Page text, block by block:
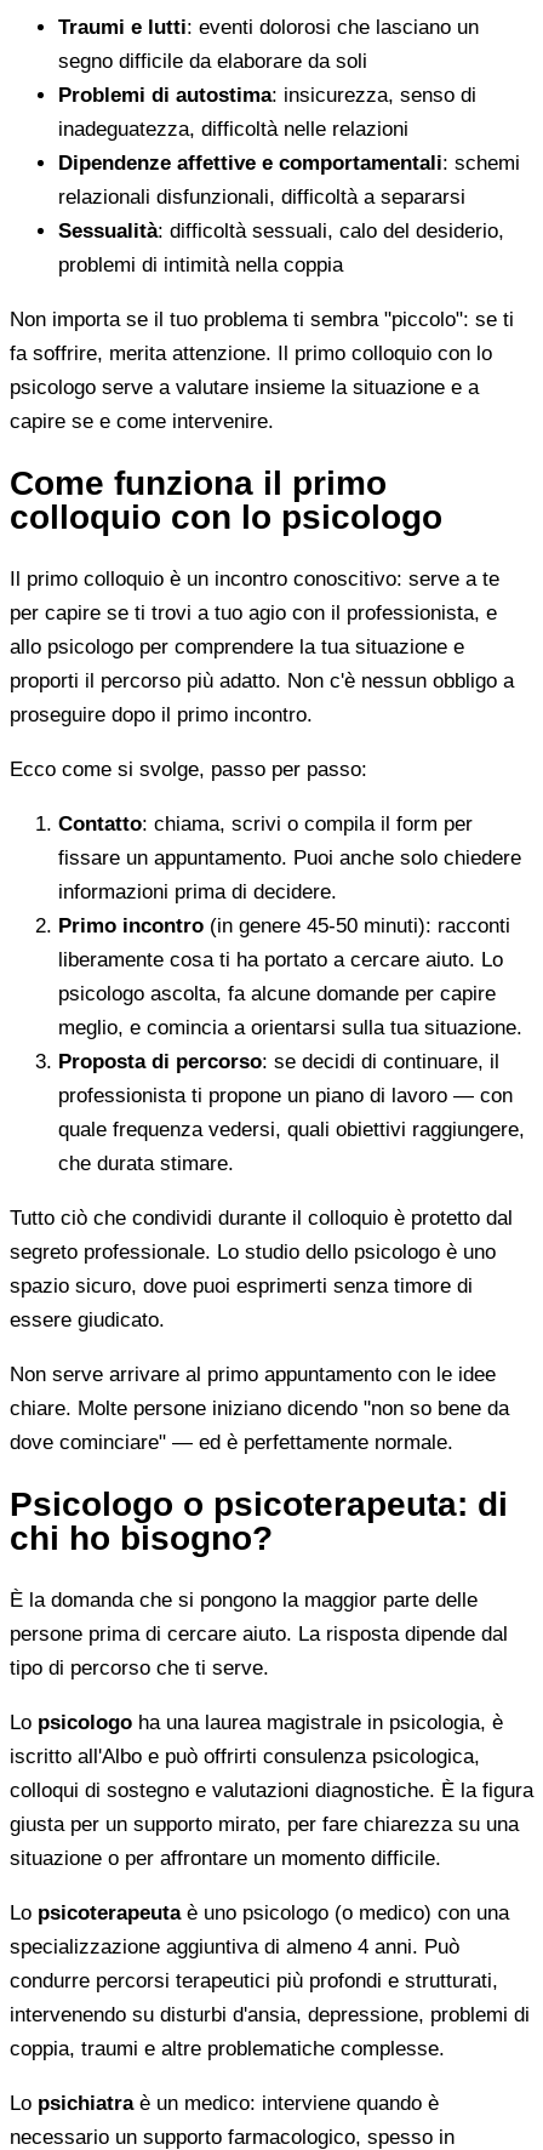
Traumi e lutti: eventi dolorosi che lasciano un
segno difficile da elaborare da soli
Problemi di autostima: insicurezza, senso di
inadeguatezza, difficoltà nelle relazioni
Dipendenze affettive e comportamentali: schemi
relazionali disfunzionali, difficoltà a separarsi
Sessualità: difficoltà sessuali, calo del desiderio,
problemi di intimità nella coppia
Non importa se il tuo problema ti sembra "piccolo": se ti
fa soffrire, merita attenzione. Il primo colloquio con lo
psicologo serve a valutare insieme la situazione e a
capire se e come intervenire.
Come funziona il primo
colloquio con lo psicologo
Il primo colloquio è un incontro conoscitivo: serve a te
per capire se ti trovi a tuo agio con il professionista, e
allo psicologo per comprendere la tua situazione e
proporti il percorso più adatto. Non c'è nessun obbligo a
proseguire dopo il primo incontro.
Ecco come si svolge, passo per passo:
Contatto: chiama, scrivi o compila il form per
fissare un appuntamento. Puoi anche solo chiedere
informazioni prima di decidere.
Primo incontro (in genere 45-50 minuti): racconti
liberamente cosa ti ha portato a cercare aiuto. Lo
psicologo ascolta, fa alcune domande per capire
meglio, e comincia a orientarsi sulla tua situazione.
Proposta di percorso: se decidi di continuare, il
professionista ti propone un piano di lavoro — con
quale frequenza vedersi, quali obiettivi raggiungere,
che durata stimare.
Tutto ciò che condividi durante il colloquio è protetto dal
segreto professionale. Lo studio dello psicologo è uno
spazio sicuro, dove puoi esprimerti senza timore di
essere giudicato.
Non serve arrivare al primo appuntamento con le idee
chiare. Molte persone iniziano dicendo "non so bene da
dove cominciare" — ed è perfettamente normale.
Psicologo o psicoterapeuta: di
chi ho bisogno?
È la domanda che si pongono la maggior parte delle
persone prima di cercare aiuto. La risposta dipende dal
tipo di percorso che ti serve.
Lo psicologo ha una laurea magistrale in psicologia, è
iscritto all'Albo e può offrirti consulenza psicologica,
colloqui di sostegno e valutazioni diagnostiche. È la figura
giusta per un supporto mirato, per fare chiarezza su una
situazione o per affrontare un momento difficile.
Lo psicoterapeutaè uno psicologo (o medico) con una
specializzazione aggiuntiva di almeno 4 anni. Può
condurre percorsi terapeutici più profondi e strutturati,
intervenendo su disturbi d'ansia, depressione, problemi di
coppia, traumi e altre problematiche complesse.
Lo psichiatraè un medico: interviene quando è
necessario un supporto farmacologico, spesso in